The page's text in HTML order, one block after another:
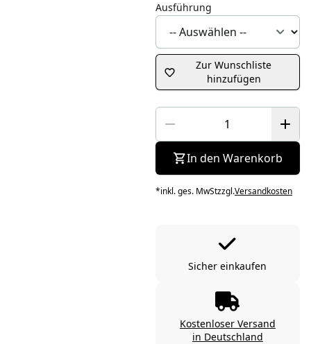
Ausführung
Zur Wunschliste
hinzufügen
In den Warenkorb
*inkl. ges. MwStzzgl.Versandkosten
Sicher einkaufen
Kostenloser Versand
in Deutschland